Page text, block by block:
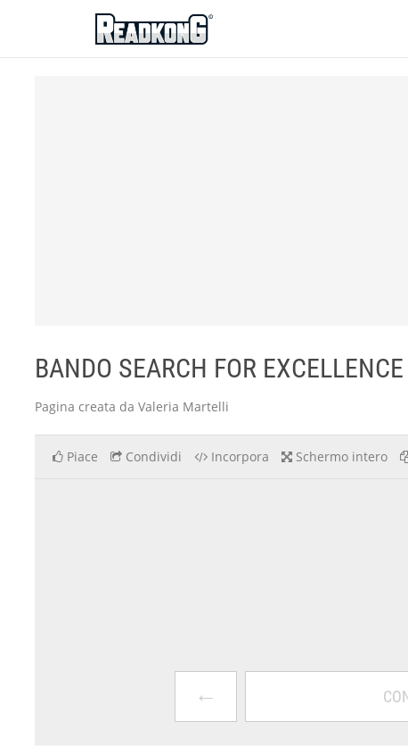
ReadkonG
BANDO SEARCH FOR
Pagina creata da Valeria Martelli
Piace Condividi Incorpora Schermo intero
←